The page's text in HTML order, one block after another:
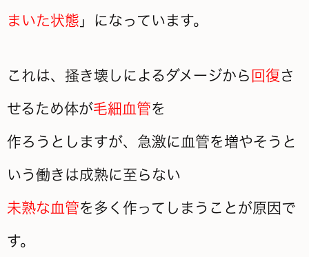
まいた状態 」になっています。
これは、掻き壊しによるダメージから 回復さ
せるため体が毛細血管を
作ろうとしますが、急激に血管を増やそうと
いう働きは成熟に至らない
未熟な血管を多く作ってしまうことが原因で
す。